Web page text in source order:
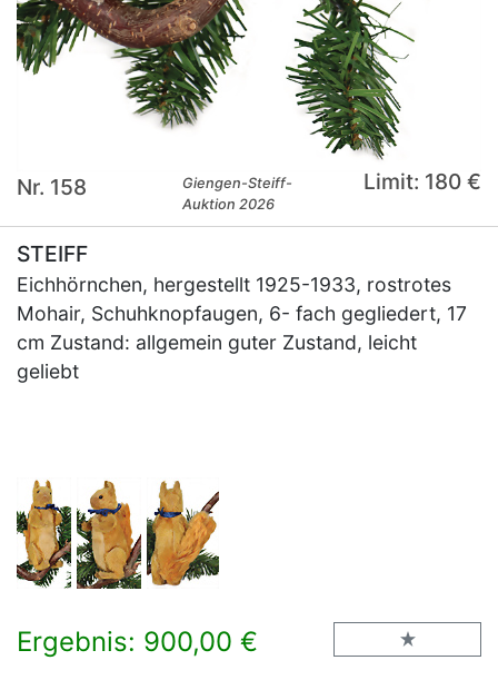
Nr. 158
Giengen-Steiff-
Auktion 2026
Limit: 180 €
STEIFF
Eichhörnchen, hergestellt 1925-1933, rostrotes
Mohair, Schuhknopfaugen, 6- fach gegliedert, 17
cm Zustand: allgemein guter Zustand, leicht
geliebt
Ergebnis: 900,00 €